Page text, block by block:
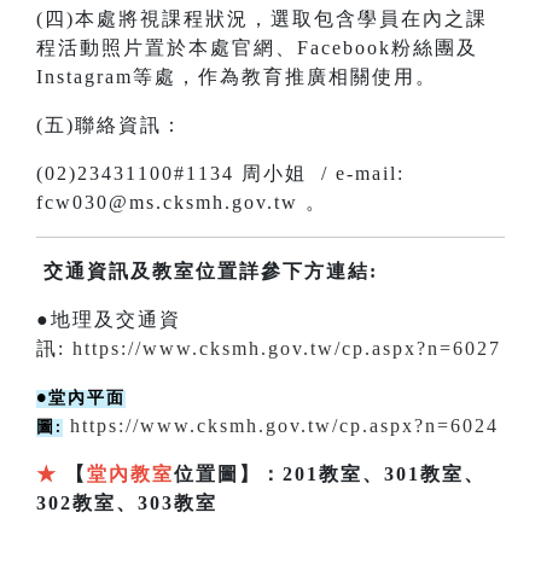
(四)本處將視課程狀況，選取包含學員在內之課
程活動照片置於本處官網、Facebook粉絲團及
Instagram等處，作為教育推廣相關使用。
(五)聯絡資訊：
(02)23431100#1134 周小姐 / e-mail:
fcw030@ms.cksmh.gov.tw 。
交通資訊及教室位置詳參下方連結:
●地理及交通資
訊: https://www.cksmh.gov.tw/cp.aspx?n=6027
●堂內平面
圖 : https://www.cksmh.gov.tw/cp.aspx?n=6024
★ 【 堂內教室位置圖】：201教室、301教室、
302教室、303教室